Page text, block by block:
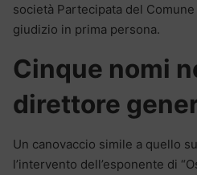
società Partecipata del
giudizio in prima persona.
Cinque nomi
direttore
Un canovaccio simile a quello
l’intervento dell’esponente di